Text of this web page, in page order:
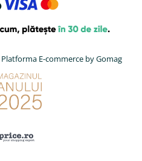
Platforma E-commerce by Gomag